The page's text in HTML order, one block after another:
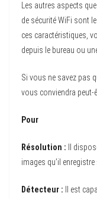
Les autres aspects
de sécurité WiFi sont
ces caractéristiques,
depuis le bureau ou
Si vous ne savez pas
vous conviendra peut-
Pour
Résolution :
Il
images qu’il
Détecteur :
Il est